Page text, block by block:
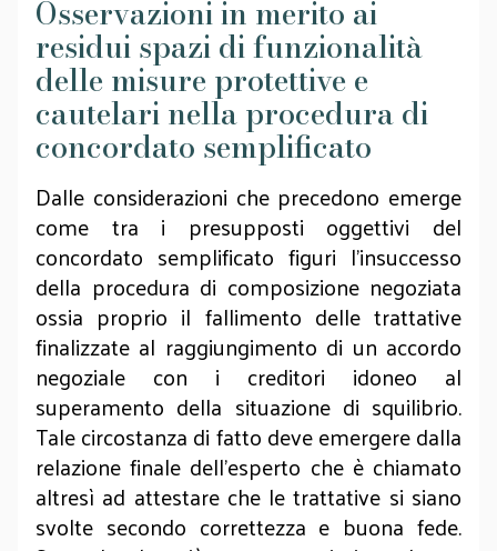
Osservazioni in merito ai
residui spazi di funzionalità
delle misure protettive e
cautelari nella procedura di
concordato semplificato
Dalle considerazioni che precedono emerge
come tra i presupposti oggettivi del
concordato semplificato figuri l’insuccesso
della procedura di composizione negoziata
ossia proprio il fallimento delle trattative
finalizzate al raggiungimento di un accordo
negoziale con i creditori idoneo al
superamento della situazione di squilibrio.
Tale circostanza di fatto deve emergere dalla
relazione finale dell’esperto che è chiamato
altresì ad attestare che le trattative si siano
svolte secondo correttezza e buona fede.